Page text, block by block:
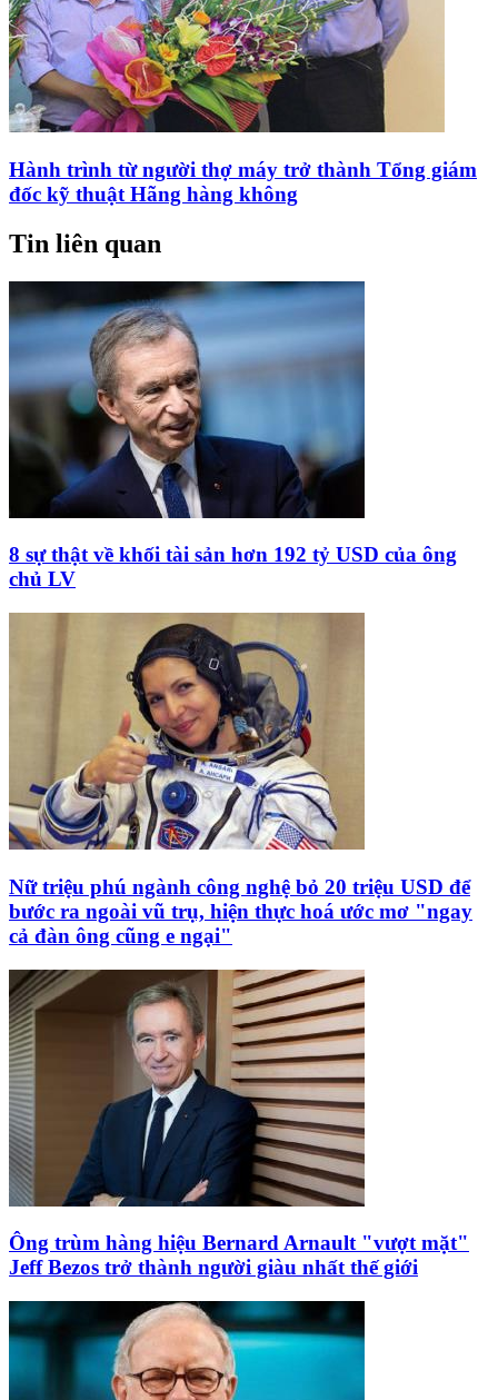
Hành trình từ người thợ máy trở thành Tổng giám
đốc kỹ thuật Hãng hàng không
Tin liên quan
8 sự thật về khối tài sản hơn 192 tỷ USD của ông
chủ LV
Nữ triệu phú ngành công nghệ bỏ 20 triệu USD để
bước ra ngoài vũ trụ, hiện thực hoá ước mơ "ngay
cả đàn ông cũng e ngại"
Ông trùm hàng hiệu Bernard Arnault "vượt mặt"
Jeff Bezos trở thành người giàu nhất thế giới